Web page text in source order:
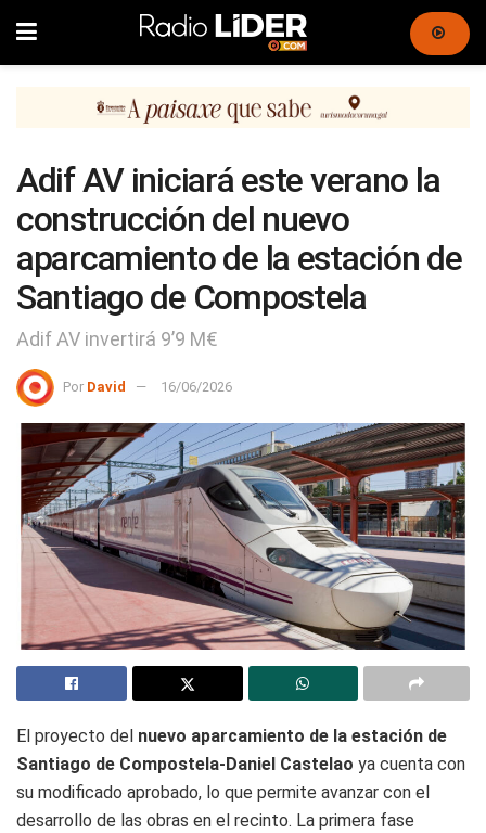
Adif AV iniciará este verano la
construcción del nuevo
aparcamiento de la estación de
Santiago de Compostela
Adif AV invertirá 9’9 M€
Por David 16/06/2026
El proyecto del nuevo aparcamiento de la estación de
Santiago de Compostela-Daniel Castelao ya cuenta con
su modificado aprobado, lo que permite avanzar con el
desarrollo de las obras en el recinto. La primera fase